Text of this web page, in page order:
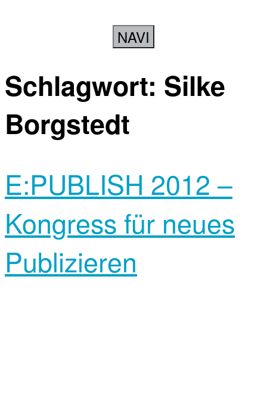
NAVI
Schlagwort: Silke
Borgstedt
E:PUBLISH 2012 –
Kongress für neues
Publizieren